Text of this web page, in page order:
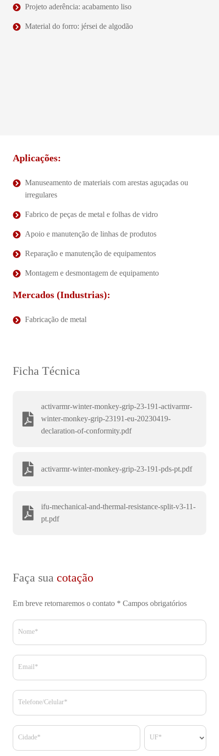
Projeto aderência: acabamento liso
Material do forro: jérsei de algodão
Aplicações:
Manuseamento de materiais com arestas aguçadas ou
irregulares
Fabrico de peças de metal e folhas de vidro
Apoio e manutenção de linhas de produtos
Reparação e manutenção de equipamentos
Montagem e desmontagem de equipamento
Mercados (Industrias):
Fabricação de metal
Ficha Técnica
activarmr-winter-monkey-grip-23-191-activarmr-
winter-monkey-grip-23191-eu-20230419-
declaration-of-conformity.pdf
activarmr-winter-monkey-grip-23-191-pds-pt.pdf
ifu-mechanical-and-thermal-resistance-split-v3-11-
pt.pdf
Faça sua cotação
Em breve retornaremos o contato * Campos obrigatórios
Nome*
Email*
Telefone/Celular*
Cidade* UF*